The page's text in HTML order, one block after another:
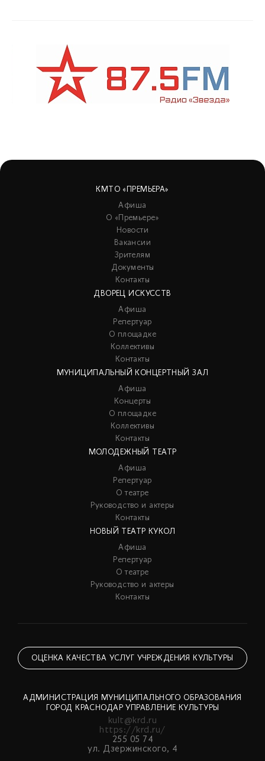
КМТО «ПРЕМЬЕРА»
Афиша
О «Премьере»
Новости
Вакансии
Зрителям
Документы
Контакты
ДВОРЕЦ ИСКУССТВ
Афиша
Репертуар
О площадке
Коллективы
Контакты
МУНИЦИПАЛЬНЫЙ КОНЦЕРТНЫЙ ЗАЛ
Афиша
Концерты
О площадке
Коллективы
Контакты
МОЛОДЕЖНЫЙ ТЕАТР
Афиша
Репертуар
О театре
Руководство и актеры
Контакты
НОВЫЙ ТЕАТР КУКОЛ
Афиша
Репертуар
О театре
Руководство и актеры
Контакты
ОЦЕНКА КАЧЕСТВА УСЛУГ УЧРЕЖДЕНИЯ КУЛЬТУРЫ
АДМИНИСТРАЦИЯ МУНИЦИПАЛЬНОГО ОБРАЗОВАНИЯ
ГОРОД КРАСНОДАР УПРАВЛЕНИЕ КУЛЬТУРЫ
kult@krd.ru
https://krd.ru/
255 05 74
ул. Дзержинского, 4